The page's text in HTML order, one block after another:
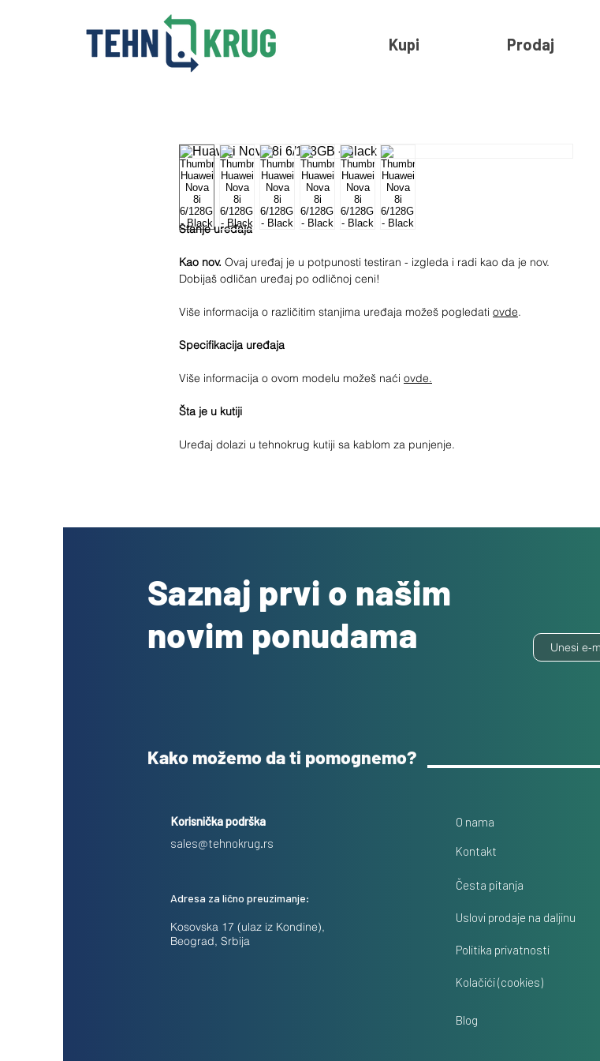
Kupi Prodaj
Stanje uređaja
Kao nov. Ovaj uređaj je u potpunosti testiran - izgleda i radi kao da je nov.
Dobijaš odličan uređaj po odličnoj ceni!
Više informacija o različitim stanjima uređaja možeš pogledati ovde.
Specifikacija uređaja
Više informacija o ovom modelu možeš naći ovde.
Šta je u kutiji
Uređaj dolazi u tehnokrug kutiji sa kablom za punjenje.
Saznaj prvi o našim
novim ponudama
Kako možemo da ti pomognemo?
Korisnička podrška
sales@tehnokrug.rs
Adresa za lično preuzimanje:
Kosovska 17 (ulaz iz Kondine),
Beograd, Srbija
O nama
Kontakt
Česta pitanja
Uslovi prodaje na daljinu
Politika privatnosti
Kolačići (cookies)
Blog